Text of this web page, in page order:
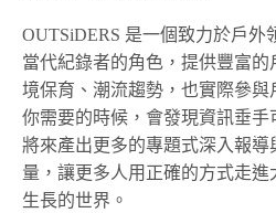
OUTSiDERS 是一個致力於戶外
當代紀錄者的角色，提供豐富
境保育、潮流趨勢，也實際參
你需要的時候，會發現資訊垂手
將來產出更多的專題式深入報導
量，讓更多人用正確的方式走
生長的世界。